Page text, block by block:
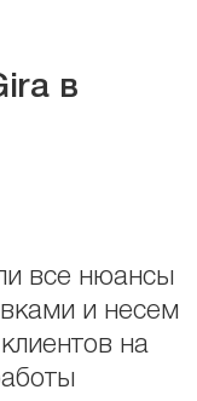
в
все нюансы
и несем
на